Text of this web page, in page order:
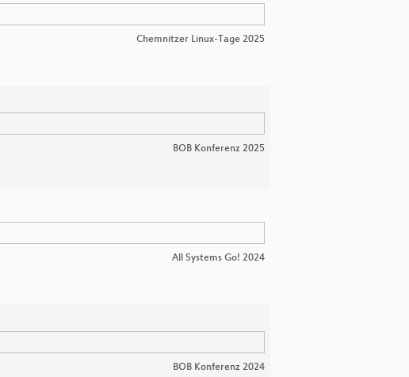
Chemnitzer Linux-Tage 2025
BOB Konferenz 2025
All Systems Go! 2024
BOB Konferenz 2024